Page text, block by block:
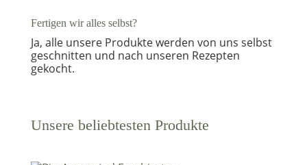
Fertigen wir alles selbst?
Ja, alle unsere Produkte werden von uns selbst
geschnitten und nach unseren Rezepten
gekocht.
Unsere beliebtesten Produkte